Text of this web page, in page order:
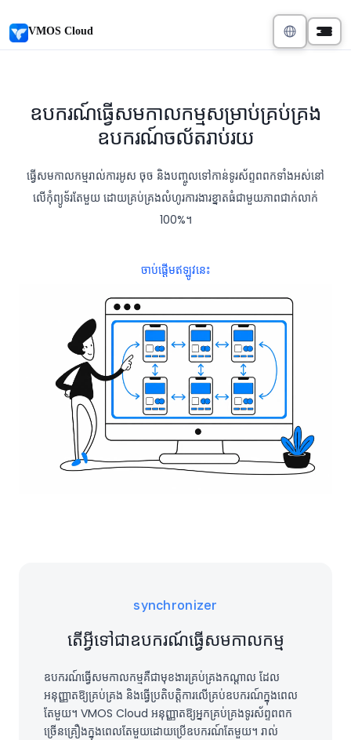
VMOS Cloud
ឧបករណ៍ធ្វើសមកាលកម្មសម្រាប់គ្រប់គ្រង
ឧបករណ៍ចល័តរាប់រយ
ធ្វើសមកាលកម្មរាល់ការអូស ចុច និងបញ្ចូលទៅកាន់ទូរស័ព្ទពពកទាំងអស់នៅ
លើកុំព្យូទ័រតែមួយ ដោយគ្រប់គ្រងលំហូរការងារខ្នាតធំជាមួយភាពជាក់លាក់
100%។
ចាប់ផ្តើមឥឡូវនេះ
synchronizer
តើអ្វីទៅជាឧបករណ៍ធ្វើសមកាលកម្ម
ឧបករណ៍ធ្វើសមកាលកម្មគឺជាមុខងារគ្រប់គ្រងកណ្តាល ដែល
អនុញ្ញាតឱ្យគ្រប់គ្រង និងធ្វើប្រតិបត្តិការលើគ្រប់ឧបករណ៍ក្នុងពេល
តែមួយ។ VMOS Cloud អនុញ្ញាតឱ្យអ្នកគ្រប់គ្រងទូរស័ព្ទពពក
ច្រើនគ្រឿងក្នុងពេលតែមួយដោយប្រើឧបករណ៍តែមួយ។ រាល់